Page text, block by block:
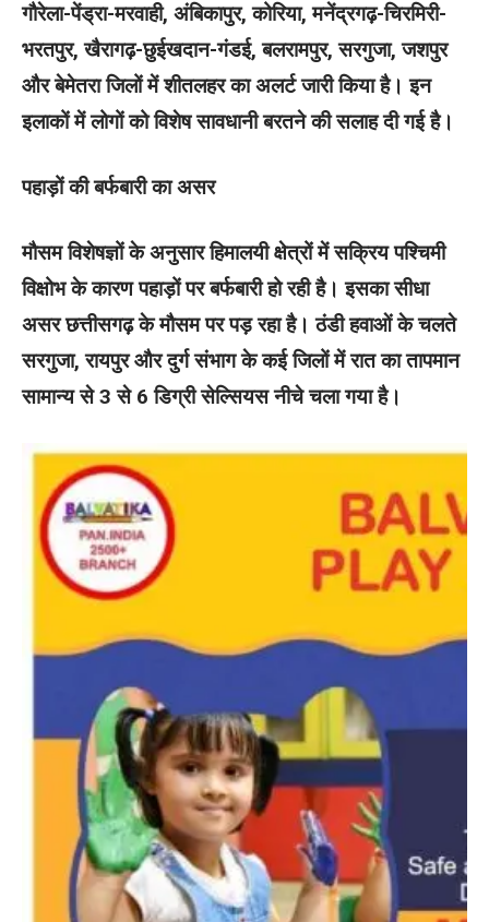
गौरेला-पेंड्रा-मरवाही, अंबिकापुर, कोरिया, मनेंद्रगढ़-चिरमिरी-
भरतपुर, खैरागढ़-छुईखदान-गंडई, बलरामपुर, सरगुजा, जशपुर
और बेमेतरा जिलों में शीतलहर का अलर्ट जारी किया है। इन
इलाकों में लोगों को विशेष सावधानी बरतने की सलाह दी गई है।
पहाड़ों की बर्फबारी का असर
मौसम विशेषज्ञों के अनुसार हिमालयी क्षेत्रों में सक्रिय पश्चिमी
विक्षोभ के कारण पहाड़ों पर बर्फबारी हो रही है। इसका सीधा
असर छत्तीसगढ़ के मौसम पर पड़ रहा है। ठंडी हवाओं के चलते
सरगुजा, रायपुर और दुर्ग संभाग के कई जिलों में रात का तापमान
सामान्य से 3 से 6 डिग्री सेल्सियस नीचे चला गया है।